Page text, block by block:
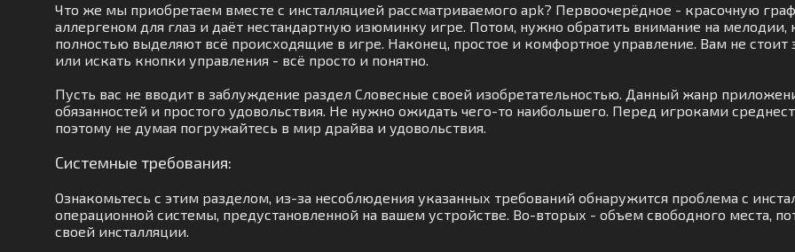
Что же мы приобретаем вместе с инсталляцией рассматриваемого apk? Первоочерёдное - красочную
аллергеном для глаз и даёт нестандартную изюминку игре. Потом, нужно обратить внимание на
полностью выделяют всё происходящие в игре. Наконец, простое и комфортное управление. Вам не стоит
или искать кнопки управления - всё просто и понятно.
Пусть вас не вводит в заблуждение раздел Словесные своей изобретательностью. Данный жанр
обязанностей и простого удовольствия. Не нужно ожидать чего-то наибольшего. Перед игроками
поэтому не думая погружайтесь в мир драйва и удовольствия.
Системные требования:
Ознакомьтесь с этим разделом, из-за несоблюдения указанных требований обнаружится проблема с
операционной системы, предустановленной на вашем устройстве. Во-вторых - объем свободного места,
своей инсталляции.